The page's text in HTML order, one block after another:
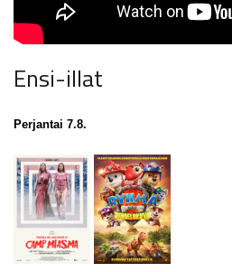
Ensi-illat
Perjantai 7.8.